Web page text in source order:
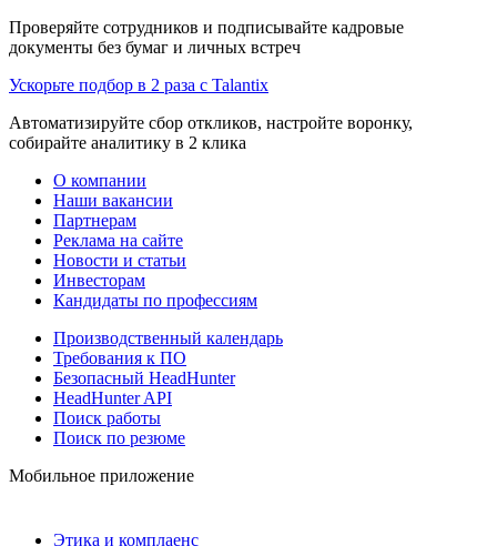
Проверяйте сотрудников и подписывайте кадровые
документы без бумаг и личных встреч
Ускорьте подбор в 2 раза с Talantix
Автоматизируйте сбор откликов, настройте воронку,
собирайте аналитику в 2 клика
О компании
Наши вакансии
Партнерам
Реклама на сайте
Новости и статьи
Инвесторам
Кандидаты по профессиям
Производственный календарь
Требования к ПО
Безопасный HeadHunter
HeadHunter API
Поиск работы
Поиск по резюме
Мобильное приложение
Этика и комплаенс